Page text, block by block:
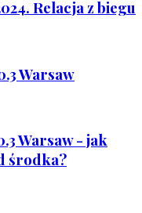
Relacja z biegu
Warsaw
Warsaw - jak
środka?